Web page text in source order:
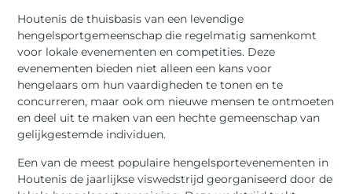
Houtenis de thuisbasis van een levendige
hengelsportgemeenschap die regelmatig samenkomt
voor lokale evenementen en competities. Deze
evenementen bieden niet alleen een kans voor
hengelaars om hun vaardigheden te tonen en te
concurreren, maar ook om nieuwe mensen te ontmoeten
en deel uit te maken van een hechte gemeenschap van
gelijkgestemde individuen.
Een van de meest populaire hengelsportevenementen in
Houtenis de jaarlijkse viswedstrijd georganiseerd door de